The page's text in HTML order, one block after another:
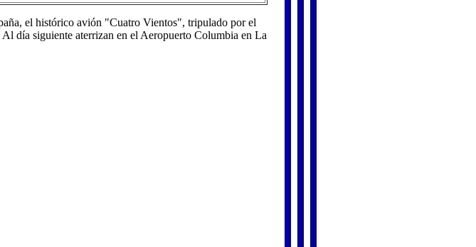
el histórico avión "Cuatro Vientos", tripulado por el
día siguiente aterrizan en el Aeropuerto Columbia en La